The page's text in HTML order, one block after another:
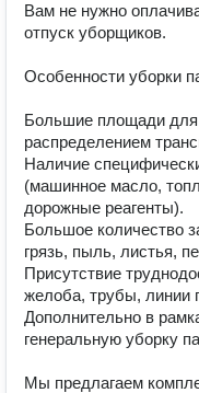
Вам не нужно
отпуск уборщиков.
Особенности уборки
Большие площади
распределением
Наличие
(машинное масло,
дорожные реагенты).
Большое количество
грязь, пыль, листья,
Присутствие
желоба, трубы, линии
Дополнительно в
генеральную уборку
Мы предлагаем